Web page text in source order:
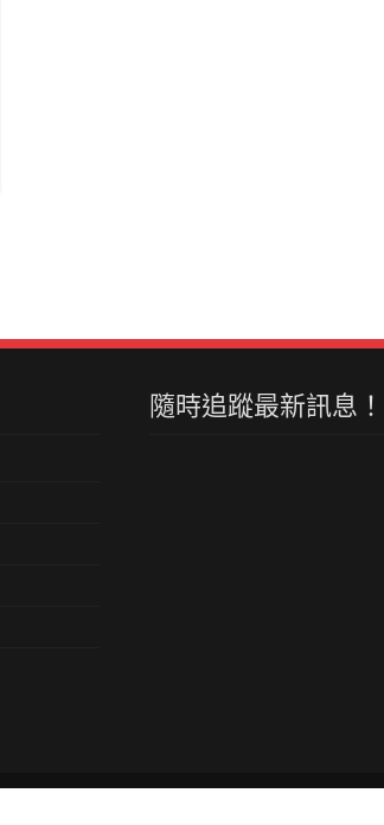
隨時追蹤最新訊息！